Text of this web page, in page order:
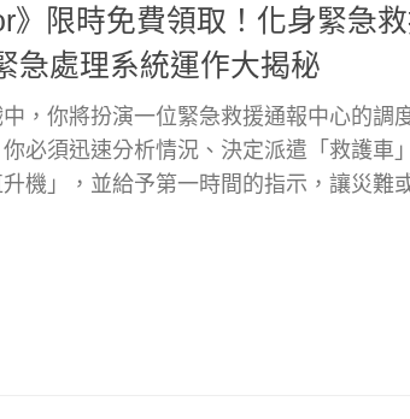
》限時免費領取！化身緊急
急處理系統運作大揭秘
，你將扮演一位緊急救援通報中心的調
必須迅速分析情況、決定派遣「救護車
升機」，並給予第一時間的指示，讓災難